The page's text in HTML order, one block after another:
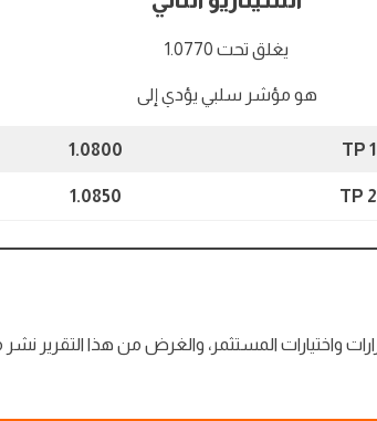
يغلق تحت 1.0770
هو مؤشر سلبي يؤدي إلى
TP 1
1.0800
TP 2
1.0850
واختيارات المستثمر، والغرض من هذا التقرير